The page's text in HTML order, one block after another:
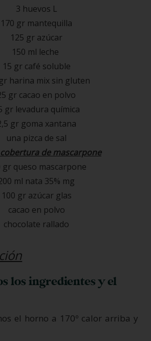
3 huevos L
170 gr mantequilla
125 gr azúcar
150 ml leche
15 gr café soluble
harina mix sin gluten
gr cacao en polvo
gr levadura química
gr goma xantana
una pizca de sal
de mascarpone
gr queso mascarpone
ml nata 35% mg
100 gr azúcar glas
cacao en polvo
chocolate rallado
los ingredientes y el
el horno a 170º calor arriba y